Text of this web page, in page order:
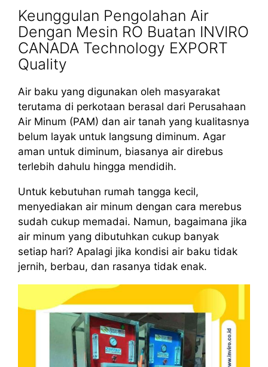
Keunggulan Pengolahan Air
Dengan Mesin RO Buatan INVIRO
CANADA Technology EXPORT
Quality
Air baku yang digunakan oleh masyarakat
terutama di perkotaan berasal dari Perusahaan
Air Minum (PAM) dan air tanah yang kualitasnya
belum layak untuk langsung diminum. Agar
aman untuk diminum, biasanya air direbus
terlebih dahulu hingga mendidih.
Untuk kebutuhan rumah tangga kecil,
menyediakan air minum dengan cara merebus
sudah cukup memadai. Namun, bagaimana jika
air minum yang dibutuhkan cukup banyak
setiap hari? Apalagi jika kondisi air baku tidak
jernih, berbau, dan rasanya tidak enak.